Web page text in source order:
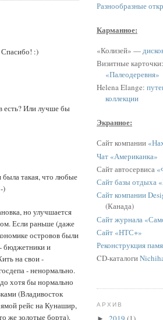
:)
есть? Или лучше бы
была такая, что любые
)
но улучшается
Если раньше (даже
островов были
бюджетники и
на свои -
- ненормально.
хотя бы нормально
(Владивосток
рейс на Кунашир,
же золотые борта).
Разнообразные
Карманное:
«Колизей» —
Визитные
«Палеодеревня»
Helena Elange:
коллекции
Экранное:
Сайт компании
Чат «Американка»
Сайт автосервиса
Сайт базы отдыха
Сайт компании
(Канада)
Сайт журнала
Сайт «НТС+»
Реконструкция
CD-каталоги
АРХИВ